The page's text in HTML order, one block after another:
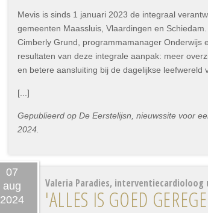
Mevis is sinds 1 januari 2023 de integraal
gemeenten Maassluis, Vlaardingen en
Cimberly Grund, programmamanager Onderwijs
resultaten van deze integrale aanpak: meer
en betere aansluiting bij de dagelijkse leefwereld
[...]
Gepublieerd op De Eerstelijsn, nieuwssite voor
2024.
07
aug
2024
Valeria Paradies,
'ALLES IS GOED